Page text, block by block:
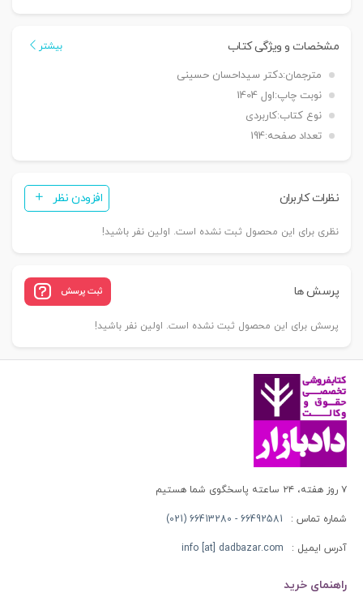
عدد
مشخصات و ویژگی کتاب بیشتر
مترجمان:دکتر سیداحسان حسینی
نوبت چاپ:اول 1404
نوع کتاب:کاربردی
تعداد صفحه:194
نظرات کاربران افزودن نظر
نظری برای این محصول ثبت نشده است. اولین نفر باشید!
پرسش ها ثبت پرسش
پرسش برای این محصول ثبت نشده است. اولین نفر باشید!
۷ روز هفته، ۲۴ ساعته پاسخگوی شما هستیم
شماره تماس : 66492581 - 66413280 (021)
آدرس ایمیل : info [at] dadbazar.com
راهنمای خرید